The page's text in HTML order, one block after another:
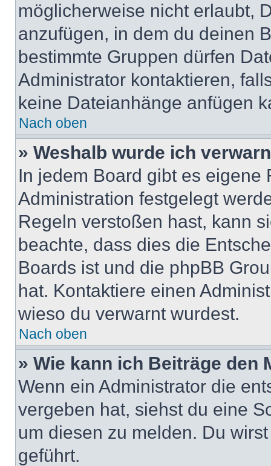
möglicherweise nicht erlaubt,
anzufügen, in dem du deinen
bestimmte Gruppen dürfen
Administrator kontaktieren,
keine Dateianhänge anfügen
Nach oben
» Weshalb wurde ich
In jedem Board gibt es
Administration festgelegt
Regeln verstoßen hast, kann
beachte, dass dies die
Boards ist und die phpBB
hat. Kontaktiere einen
wieso du verwarnt wurdest.
Nach oben
» Wie kann ich Beiträge den
Wenn ein Administrator die
vergeben hat, siehst du eine
um diesen zu melden. Du
geführt.